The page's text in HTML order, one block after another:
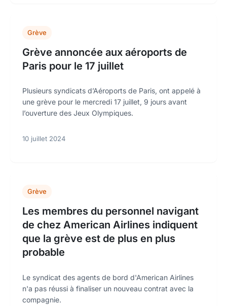
Grève
Grève annoncée aux aéroports de
Paris pour le 17 juillet
Plusieurs syndicats d’Aéroports de Paris, ont appelé à
une grève pour le mercredi 17 juillet, 9 jours avant
l’ouverture des Jeux Olympiques.
10 juillet 2024
Grève
Les membres du personnel navigant
de chez American Airlines indiquent
que la grève est de plus en plus
probable
Le syndicat des agents de bord d'American Airlines
n'a pas réussi à finaliser un nouveau contrat avec la
compagnie.